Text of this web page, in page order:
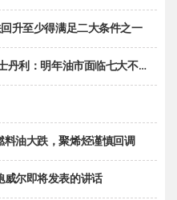
升至少得满足二大条件之一
：明年油市面临七大不确定性
油大跌，聚烯烃谨慎回调
威尔即将发表的讲话